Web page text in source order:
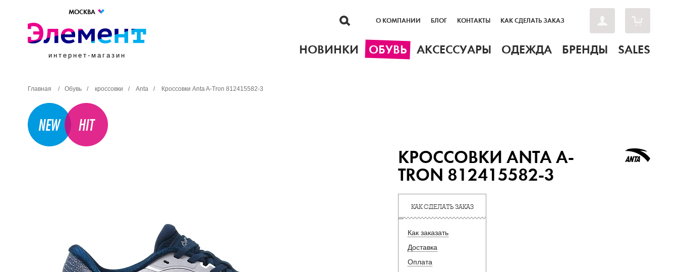
МОСКВА
интернет-магазин
О КОМПАНИИ БЛОГ КОНТАКТЫ КАК СДЕЛАТЬ ЗАКАЗ
НОВИНКИ ОБУВЬ АКСЕССУАРЫ ОДЕЖДА БРЕНДЫ SALES
Главная / Обувь / кроссовки / Anta / Кроссовки Anta A-Tron 812415582-3
КРОССОВКИ ANTA A-
TRON 812415582-3
КАК СДЕЛАТЬ ЗАКАЗ
Как заказать
Доставка
Оплата